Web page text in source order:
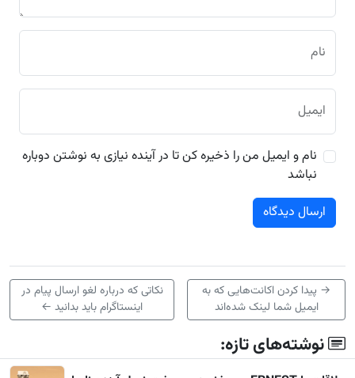
نام
ایمیل
نام و ایمیل من را ذخیره کن تا در آینده نیازی به نوشتن دوباره
نباشد
→ پیدا کردن اکانت‌هایی که به
ایمیل شما لینک شده‌اند
نکاتی که درباره لغو ارسال پیام در
اینستاگرام باید بدانید ←
نوشته‌های تازه: